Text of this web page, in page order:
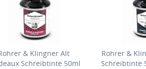
& Klingner Alt
Schreibtinte 50ml
Rohrer &
Schreibtinte